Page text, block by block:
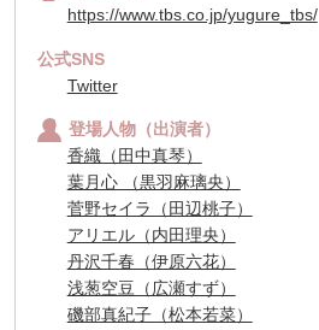
https://www.tbs.co.jp/yugure_tbs/
公式SNS
Twitter
登場人物（出演者）
香織（田中真琴）
葉月心 （黒羽麻璃央）
菅野セイラ（田辺桃子）
アリエル（内田理央）
丹沢千春（伊原六花）
浅葱空豆（広瀬すず）
磯部真紀子（松本若菜）